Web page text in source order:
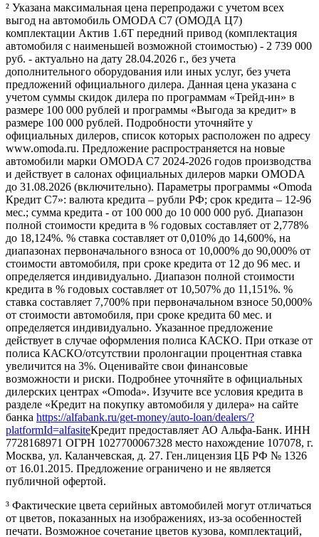
² Указана максимальная цена перепродажи с учетом всех
выгод на автомобиль OMODA C7 (ОМОДА Ц7)
комплектации Актив 1.6T передний привод (комплектация
автомобиля с наименьшей возможной стоимостью) - 2 739 000
руб. - актуально на дату 28.04.2026 г., без учета
дополнительного оборудования или иных услуг, без учета
предложений официального дилера. Данная цена указана с
учетом суммы скидок дилера по программам «Трейд-ин» в
размере 100 000 рублей и программы «Выгода за кредит» в
размере 100 000 рублей. Подробности уточняйте у
официальных дилеров, список которых расположен по адресу
www.omoda.ru. Предложение распространяется на новые
автомобили марки OMODA C7 2024-2026 годов производства
и действует в салонах официальных дилеров марки OMODA
до 31.08.2026 (включительно). Параметры программы «Omoda
Кредит C7»: валюта кредита – рубли РФ; срок кредита – 12-96
мес.; сумма кредита - от 100 000 до 10 000 000 руб. Диапазон
полной стоимости кредита в % годовых составляет от 2,778%
до 18,124%. % ставка составляет от 0,010% до 14,600%, на
диапазонах первоначального взноса от 10,000% до 90,000% от
стоимости автомобиля, при сроке кредита от 12 до 96 мес. и
определяется индивидуально. Диапазон полной стоимости
кредита в % годовых составляет от 10,507% до 11,151%. %
ставка составляет 7,700% при первоначальном взносе 50,000%
от стоимости автомобиля, при сроке кредита 60 мес. и
определяется индивидуально. Указанное предложение
действует в случае оформления полиса КАСКО. При отказе от
полиса КАСКО/отсутствии пролонгации процентная ставка
увеличится на 3%. Оценивайте свои финансовые
возможности и риски. Подробнее уточняйте в официальных
дилерских центрах «Omoda». Изучите все условия кредита в
разделе «Кредит на покупку автомобиля у дилера» на сайте
банка https://alfabank.ru/get-money/auto-loan/dealers/?
platformId=alfasiteКредит предоставляет АО Альфа-Банк. ИНН
7728168971 ОГРН 1027700067328 место нахождение 107078, г.
Москва, ул. Каланчевская, д. 27. Ген.лицензия ЦБ РФ № 1326
от 16.01.2015. Предложение ограничено и не является
публичной офертой.
³ Фактические цвета серийных автомобилей могут отличаться
от цветов, показанных на изображениях, из-за особенностей
печати. Возможное сочетание цветов кузова, комплектаций,